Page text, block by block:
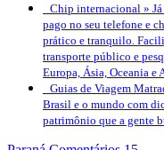
Chip internacional »
pago no seu telefone e
prático e tranquilo.
transporte público e
Europa, Ásia, Oceania e
Guias de Viagem
Brasil e o mundo com
patrimônio que a gente